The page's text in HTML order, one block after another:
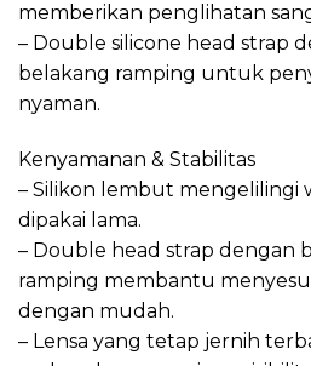
memberikan penglihatan
– Double silicone head strap
belakang ramping untuk
nyaman.
Kenyamanan & Stabilitas
– Silikon lembut mengelilingi
dipakai lama.
– Double head strap dengan
ramping membantu
dengan mudah.
– Lensa yang tetap jernih